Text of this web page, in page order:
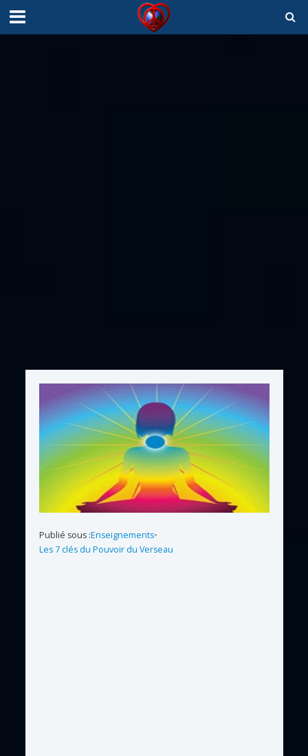
Publié sous :Enseignements•
Les 7 clés du Pouvoir du Verseau